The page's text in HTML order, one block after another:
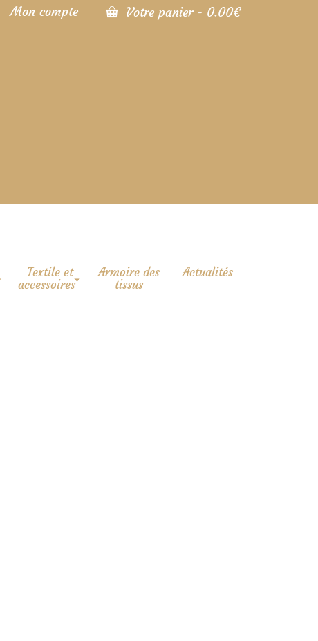
Mon compte Votre panier - 0.00€
Textile et
accessoires
Armoire des
tissus
Actualités